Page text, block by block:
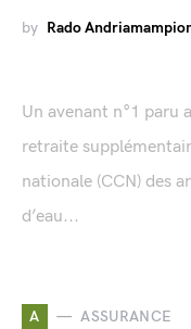
by Rado
Un avenant n°1 paru
retraite
nationale (CCN) des
d’eau...
A ASSURANCE